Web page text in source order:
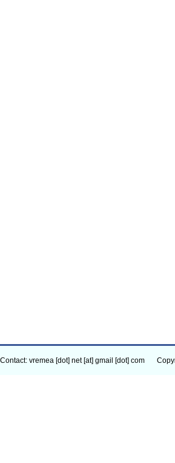
Contact: vremea [dot] net [at] gmail [dot] com